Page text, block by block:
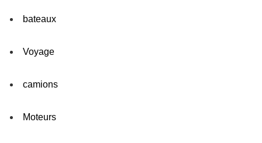
bateaux
Voyage
camions
Moteurs